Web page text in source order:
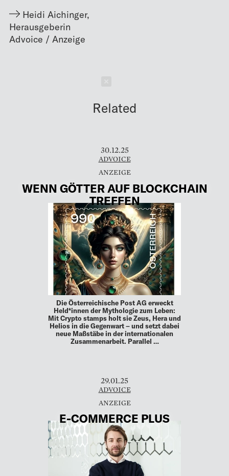
Heidi Aichinger,
Herausgeberin
Related
30.12.25
ADVOICE
WENN GÖTTER AUF BLOCKCHAIN
TREFFEN
Die Österreichische Post AG erweckt
Held*innen der Mythologie zum Leben:
Mit Crypto stamps holt sie Zeus, Hera und
Helios in die Gegenwart – und setzt dabei
neue Maßstäbe in der internationalen
Zusammenarbeit. Parallel …
29.01.25
ADVOICE
E-COMMERCE PLUS